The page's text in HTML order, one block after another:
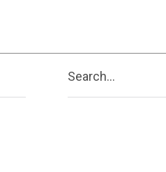
Search...